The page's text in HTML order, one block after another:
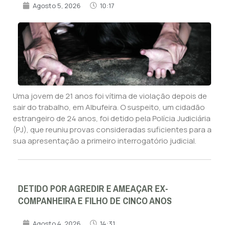
Agosto 5, 2026 10:17
Uma jovem de 21 anos foi vítima de violação depois de
sair do trabalho, em Albufeira. O suspeito, um cidadão
estrangeiro de 24 anos, foi detido pela Polícia Judiciária
(PJ), que reuniu provas consideradas suficientes para a
sua apresentação a primeiro interrogatório judicial.
DETIDO POR AGREDIR E AMEAÇAR EX-
COMPANHEIRA E FILHO DE CINCO ANOS